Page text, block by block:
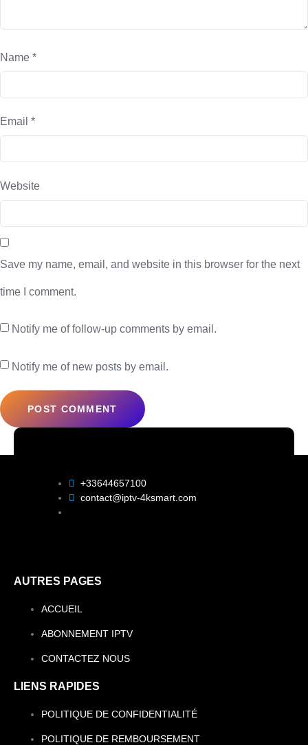
Name *
Email *
Website
Save my name, email, and website in this browser for the next
time I comment.
Notify me of follow-up comments by email.
Notify me of new posts by email.
+33644657100
contact@iptv-4ksmart.com
AUTRES PAGES
ACCUEIL
ABONNEMENT IPTV
CONTACTEZ NOUS
LIENS RAPIDES
POLITIQUE DE CONFIDENTIALITÉ
POLITIQUE DE REMBOURSEMENT